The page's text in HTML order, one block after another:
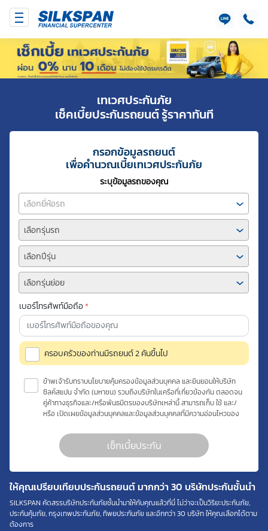
เทเวศประกันภัย
เช็คเบี้ยประกันรถยนต์ รู้ราคาทันที
กรอกข้อมูลรถยนต์
เพื่อคำนวณเบี้ยเทเวศประกันภัย
ระบุข้อมูลรถของคุณ
เลือกยี่ห้อรถ
เลือกรุ่นรถ
เลือกปีรุ่น
เลือกรุ่นย่อย
เบอร์โทรศัพท์มือถือ*
ครอบครัวของท่านมีรถยนต์ 2 คันขึ้นไป
ข้าพเจ้ารับทราบนโยบายคุ้มครองข้อมูลส่วนบุคคล และยินยอมให้บริษัท
ซิลค์สแปน จำกัด (มหาชน) รวมถึงบริษัทในเครือที่เกี่ยวข้องกัน ตลอดจน
คู่ค้าทางธุรกิจและ/หรือพันธมิตรของบริษัทเหล่านี้ สามารถเก็บ ใช้ และ/
หรือ เปิดเผยข้อมูลส่วนบุคคลและข้อมูลส่วนบุคคลที่มีความอ่อนไหวของ
สำหรับการขายผลิตภัณฑ์ การจัดทำรายการส่งเสริมการขายและการ
ตลาด แจ้งสิทธิประโยชน์หรือข่าวสารต่างๆ แจ้งข้อมูลเกี่ยวกับผลิตภัณฑ์
หรือกรมธรรม์ประกันภัย การใช้ข้อมูลเพื่อพัฒนาผลิตภัณฑ์หรือบริการ
เว็บไซต์คำประกาศเกี่ยวกับความเป็นส่วนตัวก่อนให้ความยินยอม
ทั้งนี้ ก่อนการแสดงเจตนา ข้าพเจ้าได้อ่านรายละเอียดจากเอกสารชี้แจง
ข้อมูล หรือได้รับคำอธิบายจากหน่วยงานถึงวัตถุประสงค์ในการเก็บ
รวบรวม ใช้หรือเปิดเผยข้อมูลส่วนบุคคล (“ประมวลผลข้อมูลส่วนบุคคล”)
เช็กเบี้ยประกัน
ให้คุณเปรียบเทียบประกันรถยนต์ มากกว่า 30 บริษัทประกันชั้นนำ
SILKSPAN คัดสรรบริษัทประกันภัยชั้นนำมาให้กับคุณแล้วที่นี่ ไม่ว่าจะเป็นวิริยะประกันภัย,
ประกันคุ้มภัย, กรุงเทพประกันภัย, ทิพยประกันภัย และอีกกว่า 30 บริษัท ให้คุณเลือกได้ตาม
ต้องการ